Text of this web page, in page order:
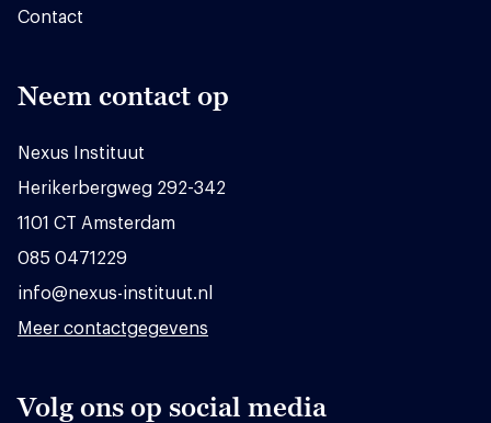
Contact
Neem contact op
Nexus Instituut
Herikerbergweg 292-342
1101 CT Amsterdam
085 0471229
info@nexus-instituut.nl
Meer contactgegevens
Volg ons op social media